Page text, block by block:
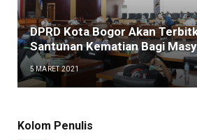
DPRD Kota Bogor Akan
Santunan Kematian Bagi
5 MARET 2021
Kolom Penulis